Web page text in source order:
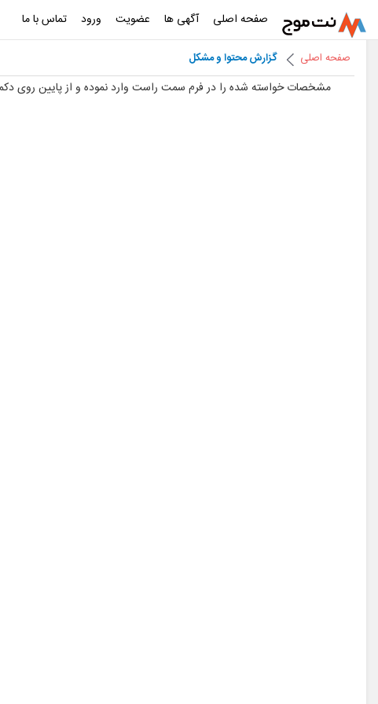
صفحه اصلی آگهی ها عضویت ورود تماس با ما
صفحه اصلی گزارش محتوا و مشکل
مشخصات خواسته شده را در فرم سمت راست وارد نموده و از پایین روی